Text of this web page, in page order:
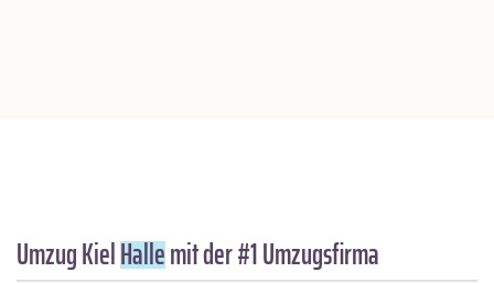
Umzug KielHallemit der #1 Umzugsfirma